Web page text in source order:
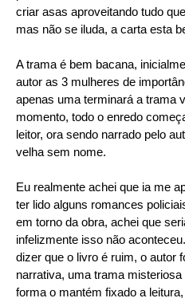
criar asas aproveitando tudo
mas não se iluda, a carta esta
A trama é bem bacana,
autor as 3 mulheres de
apenas uma terminará a trama
momento, todo o enredo
leitor, ora sendo narrado pelo
velha sem nome.
Eu realmente achei que ia me
ter lido alguns romances
em torno da obra, achei que
infelizmente isso não
dizer que o livro é ruim, o autor
narrativa, uma trama
forma o mantém fixado a